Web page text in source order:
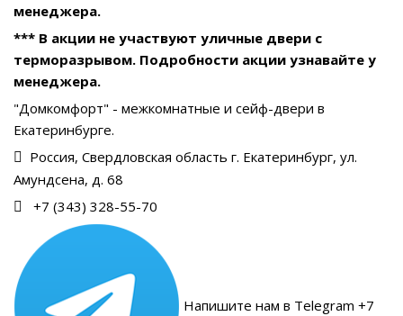
менеджера.
*** В акции не участвуют уличные двери с
терморазрывом. Подробности акции узнавайте у
менеджера.
"Домкомфорт" - межкомнатные и сейф-двери в
Екатеринбурге.
Россия, Свердловская область г. Екатеринбург, ул.
Амундсена, д. 68
+7 (343) 328-55-70
Напишите нам в Telegram +7